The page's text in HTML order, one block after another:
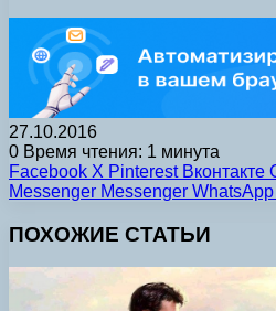
27.10.2016
0 Время чтения: 1 минута
Facebook X Pinterest Вконтакте
Messenger Messenger WhatsApp
ПОХОЖИЕ СТАТЬИ